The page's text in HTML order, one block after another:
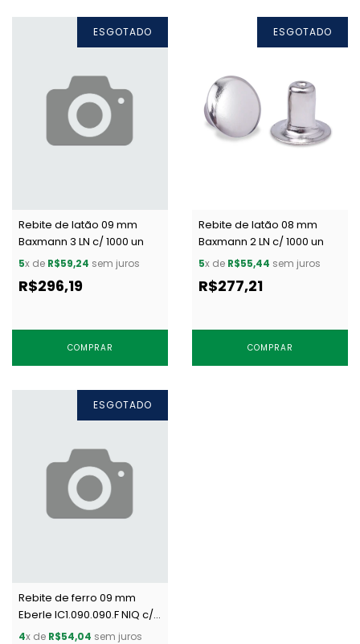
ESGOTADO
Rebite de latão 09 mm
Baxmann 3 LN c/ 1000 un
5x de R$59,24 sem juros
R$296,19
COMPRAR
ESGOTADO
Rebite de latão 08 mm
Baxmann 2 LN c/ 1000 un
5x de R$55,44 sem juros
R$277,21
COMPRAR
ESGOTADO
Rebite de ferro 09 mm
Eberle IC1.090.090.F NIQ c/
1000 un
4x de R$54,04 sem juros